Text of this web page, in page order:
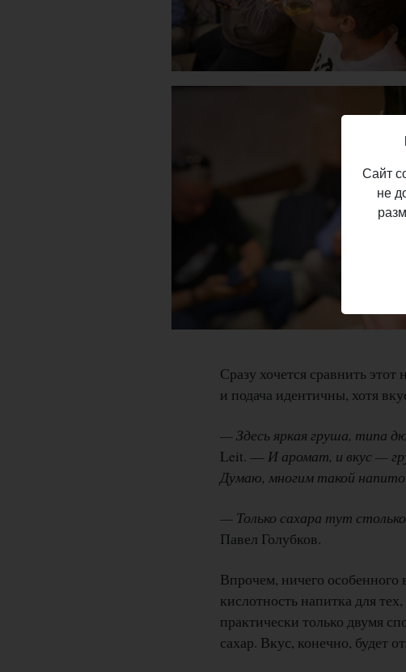
Сразу хочется сравнить
и подача идентичны, хотя
— Здесь яркая груша, типа
Leit. — И аромат, и вкус —
Думаю, многим такой
— Только сахара тут
Павел Голубков.
Впрочем, ничего особенного
кислотность напитка для
практически только двумя
сахар. Вкус, конечно, будет
Сайт
не